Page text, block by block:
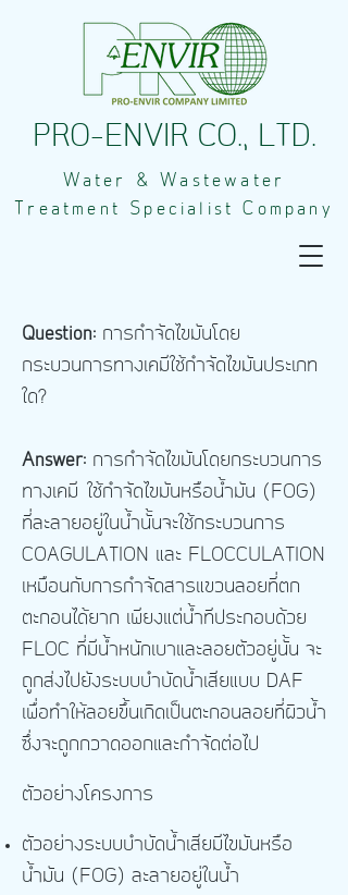
PRO-ENVIR CO., LTD.
Water & Wastewater
Treatment Specialist Company
Question: การกำจัดไขมันโดย
กระบวนการทางเคมีใช้กำจัดไขมันประเภท
ใด?
Answer: การกำจัดไขมันโดยกระบวนการ
ทางเคมี
​ใช้กำจัดไขมันหรือน้ำมัน (FOG)
ที่ละลายอยู่ในน้ำนั้นจะใช้กระบวนการ
COAGULATION และ FLOCCULATION
เหมือนกับการกำจัดสารแขวนลอยที่ตก
ตะกอนได้ยาก เพียงแต่น้ำทีประกอบด้วย
FLOC ที่มีน้ำหนักเบาและลอยตัวอยู่นั้น จะ
ถูกส่งไปยังระบบบำบัดน้ำเสียแบบ DAF
เพื่อทำให้ลอยขึ้นเกิดเป็นตะกอนลอยที่ผิวน้ำ
ซึ่งจะถูกกวาดออกและกำจัดต่อไป
ตัวอย่างโครงการ
ตัวอย่างระบบบำบัดน้ำเสียมีไขมันหรือ
น้ำมัน (FOG) ละลายอยู่ในน้ำ